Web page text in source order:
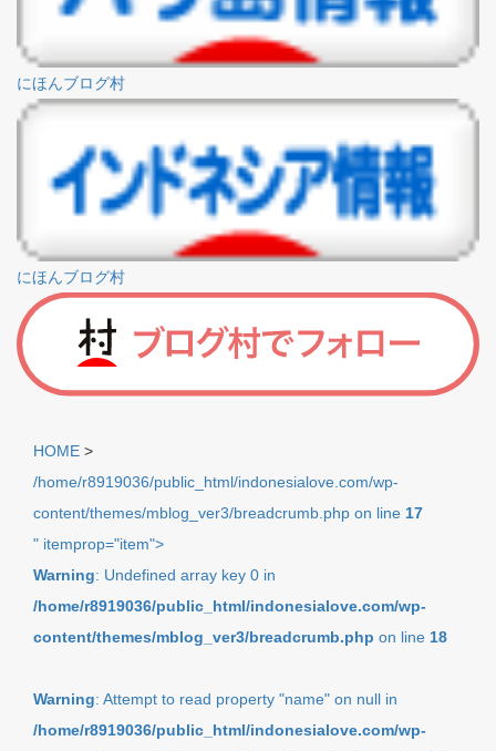
にほんブログ村
にほんブログ村
HOME >
/home/r8919036/public_html/indonesialove.com/wp-
content/themes/mblog_ver3/breadcrumb.php on line 17
" itemprop="item">
Warning: Undefined array key 0 in
/home/r8919036/public_html/indonesialove.com/wp-
content/themes/mblog_ver3/breadcrumb.php on line 18
Warning: Attempt to read property "name" on null in
/home/r8919036/public_html/indonesialove.com/wp-